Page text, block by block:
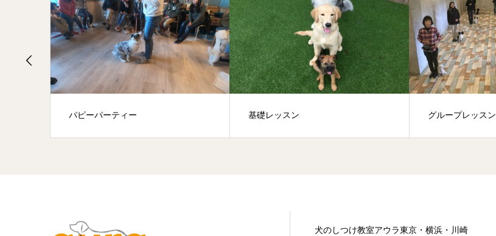
パピーパーティー 基礎レッスン グループレッスン
犬のしつけ教室アウラ東京・横浜・川崎